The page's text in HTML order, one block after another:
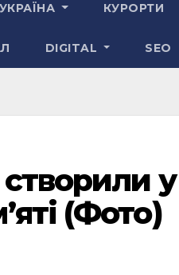
КУРОРТИ
DIGITAL SEO
(Фото)